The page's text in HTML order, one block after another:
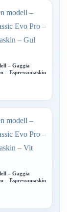
– Gaggia
– Espressomaskin
– Gaggia
– Espressomaskin